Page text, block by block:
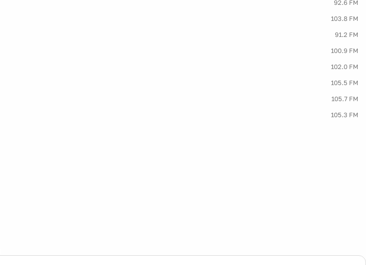
92.6 FM
103.8 FM
91.2 FM
100.9 FM
102.0 FM
105.5 FM
105.7 FM
105.3 FM